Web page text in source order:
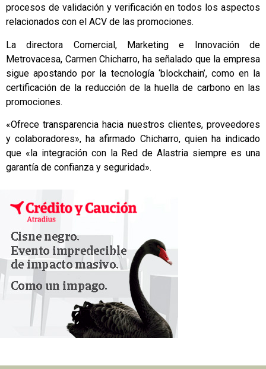
procesos de validación y verificación en todos los aspectos
relacionados con el ACV de las promociones.
La directora Comercial, Marketing e Innovación de
Metrovacesa, Carmen Chicharro, ha señalado que la empresa
sigue apostando por la tecnología ‘blockchain’, como en la
certificación de la reducción de la huella de carbono en las
promociones.
«Ofrece transparencia hacia nuestros clientes, proveedores
y colaboradores», ha afirmado Chicharro, quien ha indicado
que «la integración con la Red de Alastria siempre es una
garantía de confianza y seguridad».